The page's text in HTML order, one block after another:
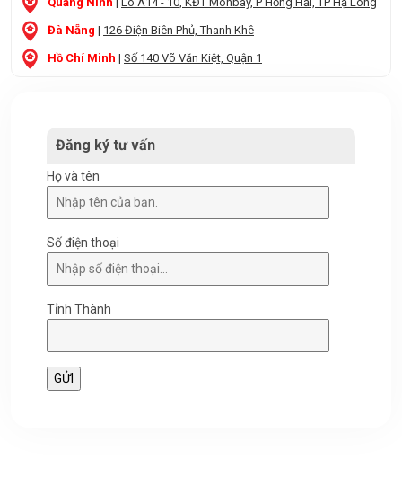
Đà Nẵng | 126 Điện Biên Phủ, Thanh Khê
Hồ Chí Minh | Số 140 Võ Văn Kiệt, Quận 1
Đăng ký tư vấn
Họ và tên
Số điện thoại
Tỉnh Thành